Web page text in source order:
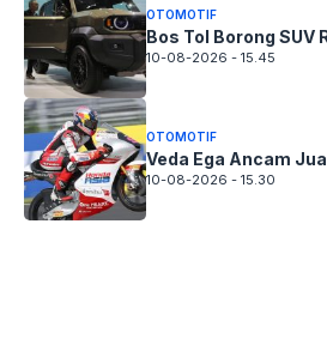
OTOMOTIF
Bos Tol Borong SUV
10-08-2026 - 15.45
OTOMOTIF
Veda Ega Ancam
10-08-2026 - 15.30